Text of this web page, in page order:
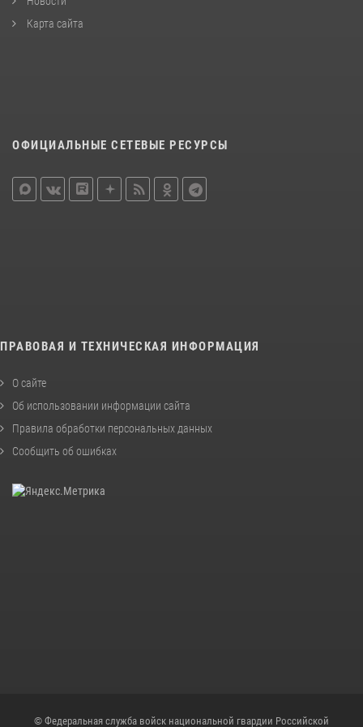
Карта сайта
ОФИЦИАЛЬНЫЕ СЕТЕВЫЕ РЕСУРСЫ
ПРАВОВАЯ И ТЕХНИЧЕСКАЯ ИНФОРМАЦИЯ
О сайте
Об использовании информации сайта
Правила обработки персональных данных
Сообщить об ошибках
© Федеральная служба войск национальной гвардии Российской